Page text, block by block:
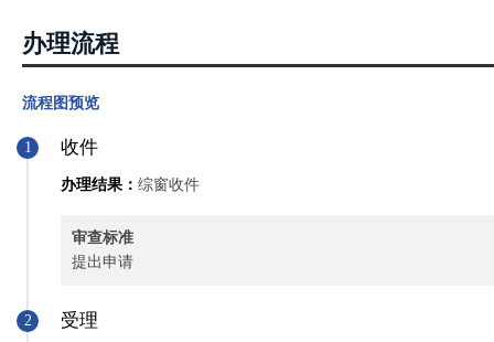
办理流程
流程图预览
1 收件
办理结果： 综窗收件
审查标准
提出申请
2 受理